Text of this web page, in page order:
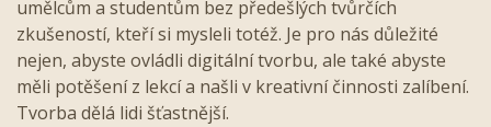
umělcům a studentům bez předešlých tvůrčích
zkušeností, kteří si mysleli totéž. Je pro nás důležité
nejen, abyste ovládli digitální tvorbu, ale také abyste
měli potěšení z lekcí a našli v kreativní činnosti zalíbení.
Tvorba dělá lidi šťastnější.